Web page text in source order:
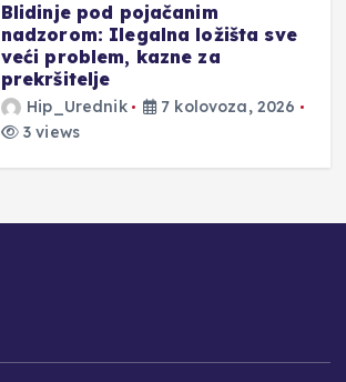
DONOSIMO: Evo kakve vas
čekaju kazne u Hrvatskoj za
prebrzu vožnju, vožnju pod
utjecajem alkohola ili ako
prođete kroz crveno
Hip_Urednik